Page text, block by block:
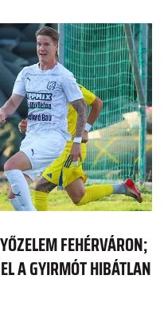
FEHÉRVÁRON;
A GYIRMÓT HIBÁTLAN